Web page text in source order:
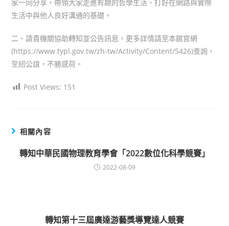
家一同分享，帶領大家走進有趣的哲學生活、打好在網路與實際
生活中與他人良好溝通的基礎。
二、請貴機關協助轉知並公告訊息，更多詳情請至本館官網
(https://www.typl.gov.tw/zh-tw/Activity/Content/5426)查詢，
至紉公誼，不勝感荷。
Post Views: 151
相關內容
轉知中華民國物理教育學會「2022數位化科學競賽」
2022-08-09
轉知第十三屆廣達游藝獎導覽達人競賽